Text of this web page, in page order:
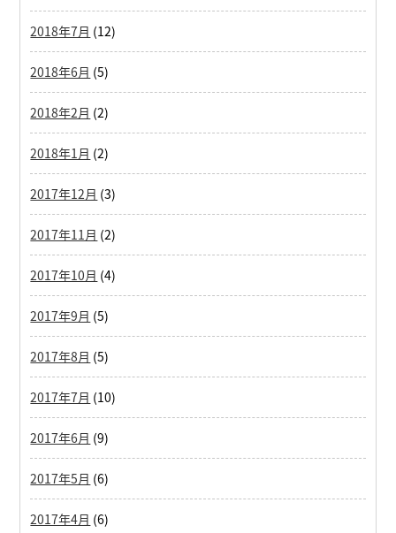
2018年7月 (12)
2018年6月 (5)
2018年2月 (2)
2018年1月 (2)
2017年12月 (3)
2017年11月 (2)
2017年10月 (4)
2017年9月 (5)
2017年8月 (5)
2017年7月 (10)
2017年6月 (9)
2017年5月 (6)
2017年4月 (6)